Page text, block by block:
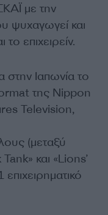
με την
ψυχαγωγεί και
επιχειρείν.
Ιαπωνία το
της Nippon
Television,
(μεταξύ
και «Lions’